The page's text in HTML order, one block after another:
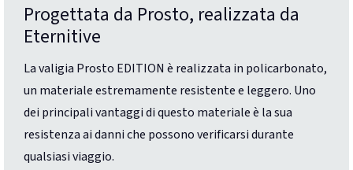
Progettata da Prosto, realizzata da
Eternitive
La valigia Prosto EDITION è realizzata in policarbonato,
un materiale estremamente resistente e leggero. Uno
dei principali vantaggi di questo materiale è la sua
resistenza ai danni che possono verificarsi durante
qualsiasi viaggio.